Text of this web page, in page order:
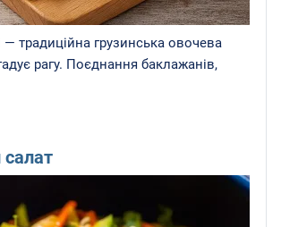
традиційна грузинська овочева
рагу. Поєднання баклажанів,
салат